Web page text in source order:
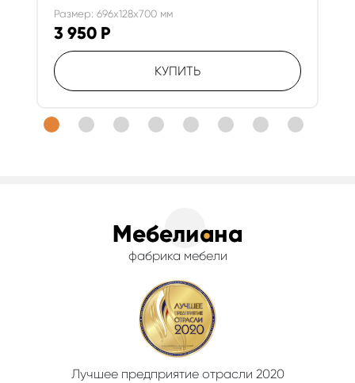
Размер: 696x128x700 мм
3 950 Р
КУПИТЬ
фабрика мебели
Лучшее предприятие отрасли 2020